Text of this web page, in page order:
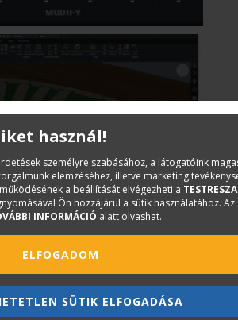
használ!
személyre szabásához, a látogatóink
elemzéséhez, illetve marketing
a beállítását elvégezheti a
Ön hozzájárul a sütik használatához. Az
INFORMÁCIÓ alatt olvashat.
ELFOGADOM
SÜTIK ELFOGADÁSA